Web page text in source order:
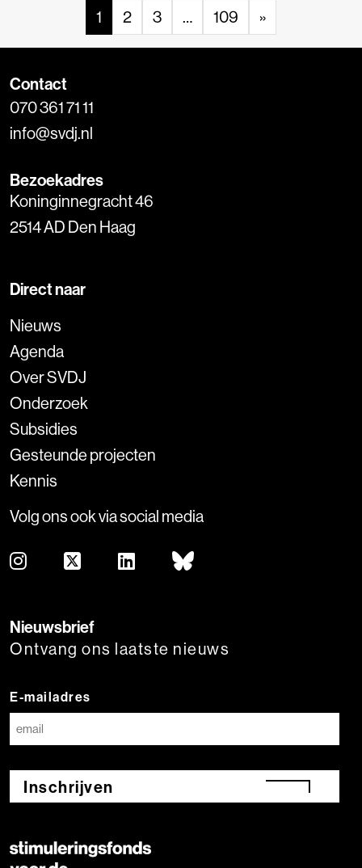
1 2 3 … 109 »
Contact
070 361 71 11
info@svdj.nl
Bezoekadres
Koninginnegracht 46
2514 AD Den Haag
Direct naar
Nieuws
Agenda
Over SVDJ
Onderzoek
Subsidies
Gesteunde projecten
Kennis
Volg ons ook via social media
Nieuwsbrief
Ontvang ons laatste nieuws
E-mailadres
Inschrijven